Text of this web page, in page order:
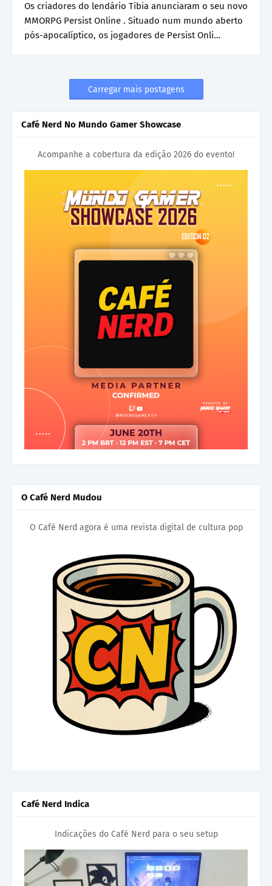
Os criadores do lendário Tibia anunciaram o seu novo
MMORPG Persist Online . Situado num mundo aberto
pós-apocalíptico, os jogadores de Persist Onli…
Carregar mais postagens
Café Nerd No Mundo Gamer Showcase
Acompanhe a cobertura da edição 2026 do evento!
O Café Nerd Mudou
O Café Nerd agora é uma revista digital de cultura pop
Café Nerd Indica
Indicações do Café Nerd para o seu setup